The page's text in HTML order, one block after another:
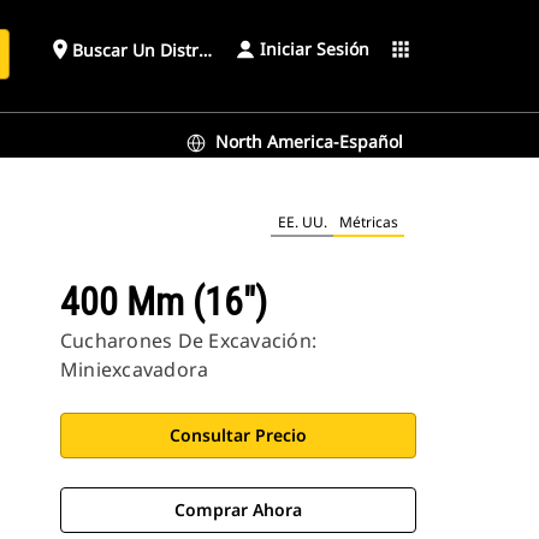
place Buscar Un Distribuidor Iniciar Sesión apps
North America-Español
EE. UU. Métricas
400 Mm (16")
Cucharones De Excavación:
Miniexcavadora
Consultar Precio
Comprar Ahora